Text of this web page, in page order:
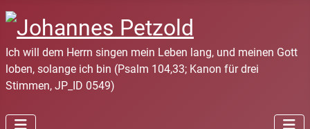
Ich will dem Herrn singen mein Leben lang, und meinen Gott
loben, solange ich bin (Psalm 104,33; Kanon für drei
Stimmen, JP_ID 0549)